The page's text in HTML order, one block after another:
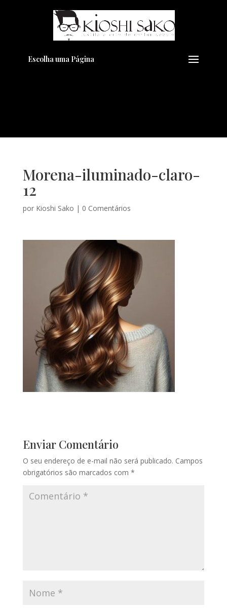
Escolha uma Página
Morena-iluminado-claro-
12
por Kioshi Sako | 0 Comentários
Enviar Comentário
O seu endereço de e-mail não será publicado. Campos
obrigatórios são marcados com *
Pensando em transformar seu
Visual??